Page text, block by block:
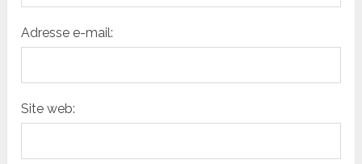
Adresse e-mail:
Site web: